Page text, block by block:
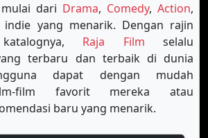
dari Drama, Comedy, Action,
yang menarik. Dengan rajin
Raja Film selalu
terbaru dan terbaik di dunia
dapat dengan mudah
film favorit mereka atau
baru yang menarik.